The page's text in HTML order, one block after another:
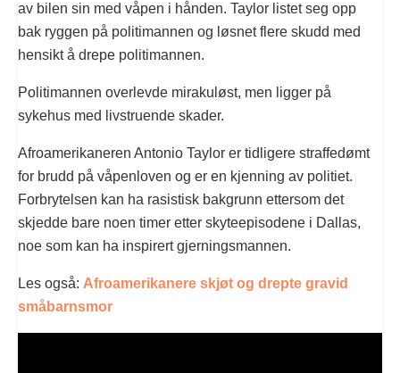
av bilen sin med våpen i hånden. Taylor listet seg opp
bak ryggen på politimannen og løsnet flere skudd med
hensikt å drepe politimannen.
Politimannen overlevde mirakuløst, men ligger på
sykehus med livstruende skader.
Afroamerikaneren Antonio Taylor er tidligere straffedømt
for brudd på våpenloven og er en kjenning av politiet.
Forbrytelsen kan ha rasistisk bakgrunn ettersom det
skjedde bare noen timer etter skyteepisodene i Dallas,
noe som kan ha inspirert gjerningsmannen.
Les også: Afroamerikanere skjøt og drepte gravid
småbarnsmor